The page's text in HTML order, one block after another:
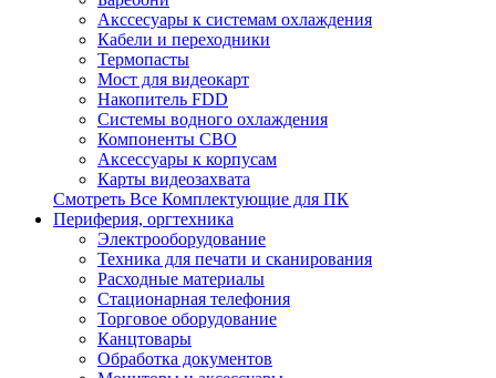
Акссесуары к системам охлаждения
Кабели и переходники
Термопасты
Мост для видеокарт
Накопитель FDD
Системы водного охлаждения
Компоненты СВО
Аксессуары к корпусам
Карты видеозахвата
Смотреть Все Комплектующие для ПК
Периферия, оргтехника
Электрооборудование
Техника для печати и сканирования
Расходные материалы
Стационарная телефония
Торговое оборудование
Канцтовары
Обработка документов